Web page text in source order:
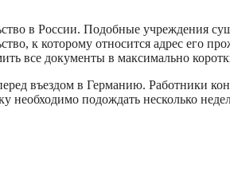
в России. Подобные учреждения
к которому относится адрес его
все документы в максимально
въездом в Германию. Работники
необходимо подождать несколько